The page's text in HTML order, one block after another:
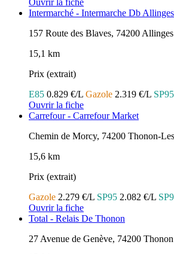
Intermarché - Intermarche Db Allinges
157 Route des Blaves, 74200 Allinges
15,1 km
Prix (extrait)
E85 0.829 €/L Gazole 2.319 €/L SP95
Ouvrir la fiche
Carrefour - Carrefour Market
Chemin de Morcy, 74200 Thonon-
15,6 km
Prix (extrait)
Gazole 2.279 €/L SP95 2.082 €/L
Ouvrir la fiche
Total - Relais De Thonon
27 Avenue de Genève, 74200